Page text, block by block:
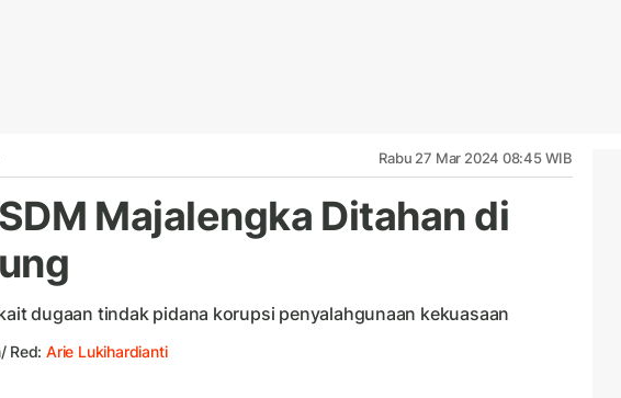
Rabu 27 Mar 2024 08:45 WIB
Majalengka Ditahan di
dugaan tindak pidana korupsi penyalahgunaan kekuasaan
Red:Arie Lukihardianti